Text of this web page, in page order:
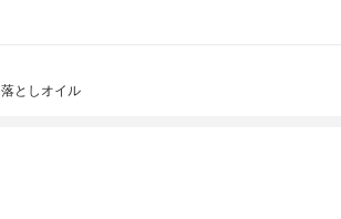
としオイル